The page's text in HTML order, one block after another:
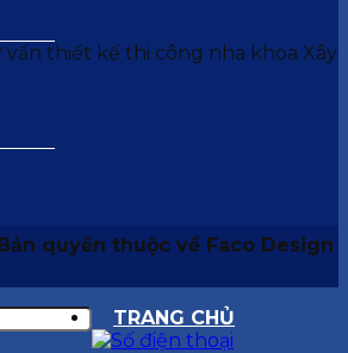
Bản quyền thuộc về Faco Design
TRANG CHỦ